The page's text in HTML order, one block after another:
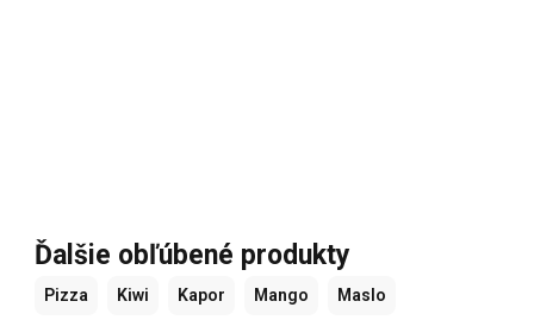
Ďalšie obľúbené produkty
Pizza Kiwi Kapor Mango Maslo